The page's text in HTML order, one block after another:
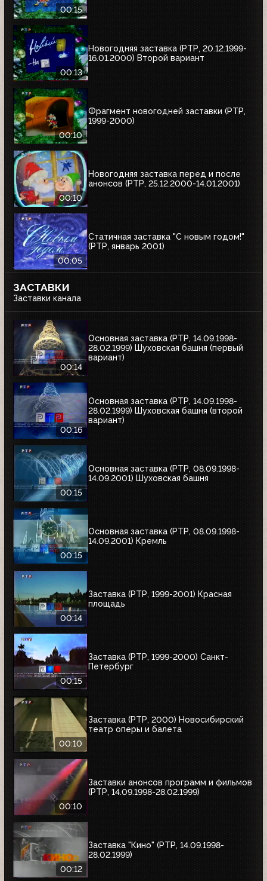
00:15
00:13
Новогодняя заставка (РТР, 20.12.1999-
16.01.2000) Второй вариант
00:10
Фрагмент новогодней заставки (РТР,
1999-2000)
00:10
Новогодняя заставка перед и после
анонсов (РТР, 25.12.2000-14.01.2001)
00:05
Статичная заставка "С новым годом!"
(РТР, январь 2001)
ЗАСТАВКИ
Заставки канала
00:14
Основная заставка (РТР, 14.09.1998-
28.02.1999) Шуховская башня (первый
вариант)
00:16
Основная заставка (РТР, 14.09.1998-
28.02.1999) Шуховская башня (второй
вариант)
00:15
Основная заставка (РТР, 08.09.1998-
14.09.2001) Шуховская башня
00:15
Основная заставка (РТР, 08.09.1998-
14.09.2001) Кремль
00:14
Заставка (РТР, 1999-2001) Красная
площадь
00:15
Заставка (РТР, 1999-2000) Санкт-
Петербург
00:10
Заставка (РТР, 2000) Новосибирский
театр оперы и балета
00:10
Заставки анонсов программ и фильмов
(РТР, 14.09.1998-28.02.1999)
00:12
Заставка "Кино" (РТР, 14.09.1998-
28.02.1999)